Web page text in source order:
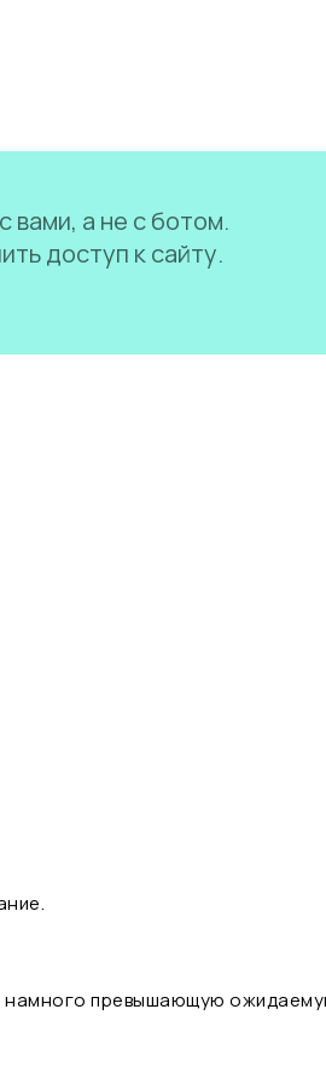
а не с ботом.
доступ к сайту.
намного превышающую